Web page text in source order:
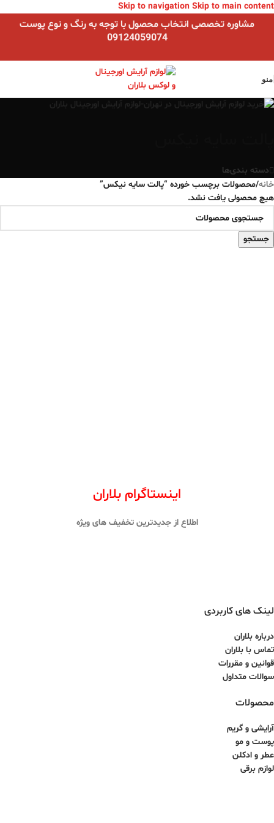
Skip to navigation Skip to main content
مشاوره تخصصی انتخاب محصول با توجه به رنگ و نوع پوست
09124059074
منو
دسته بندی‌ها
خانه/محصولات برچسب خورده “پالت سایه نیکس”
هیچ محصولی یافت نشد.
جستجو
اینستاگرام بلاران
اطلاع از جدیدترین تخفیف های ویژه
لینک های کاربردی
درباره بلاران
تماس با بلاران
قوانین و مقررات
سوالات متداول
محصولات
آرایشی و گریم
پوست و مو
عطر و ادکلن
لوازم برقی